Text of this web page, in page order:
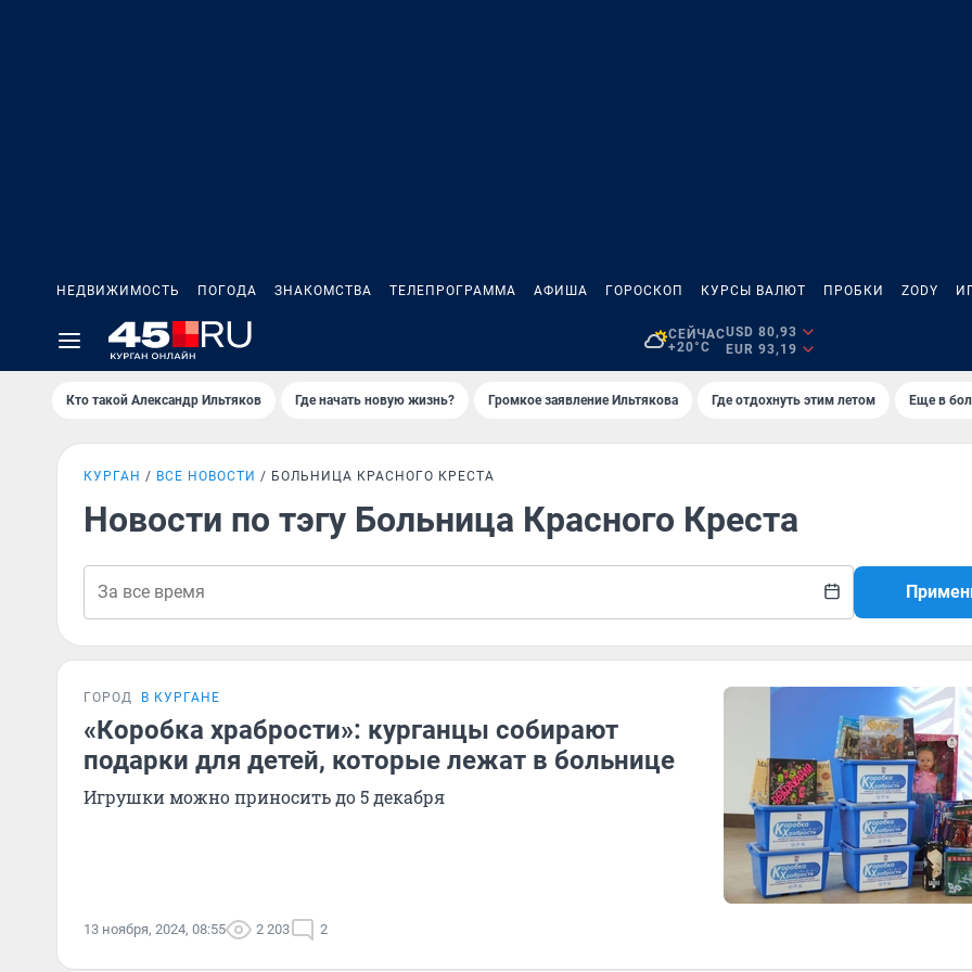
НЕДВИЖИМОСТЬ ПОГОДА ЗНАКОМСТВА ТЕЛЕПРОГРАММА АФИША ГОРОСКОП КУРСЫ ВАЛЮТ ПРОБКИ ZODY
СЕЙЧАС
+20°C
USD 80,93
EUR 93,19
Кто такой Александр Ильтяков Где начать новую жизнь? Громкое заявление Ильтякова Где отдохнуть этим летом Еще в
КУРГАН ВСЕ НОВОСТИ БОЛЬНИЦА КРАСНОГО КРЕСТА
Новости по тэгу Больница Красного Креста
ГОРОД В КУРГАНЕ
«Коробка храбрости»: курганцы собирают
подарки для детей, которые лежат в больнице
Игрушки можно приносить до 5 декабря
13 ноября, 2024, 08:55 2 203 2